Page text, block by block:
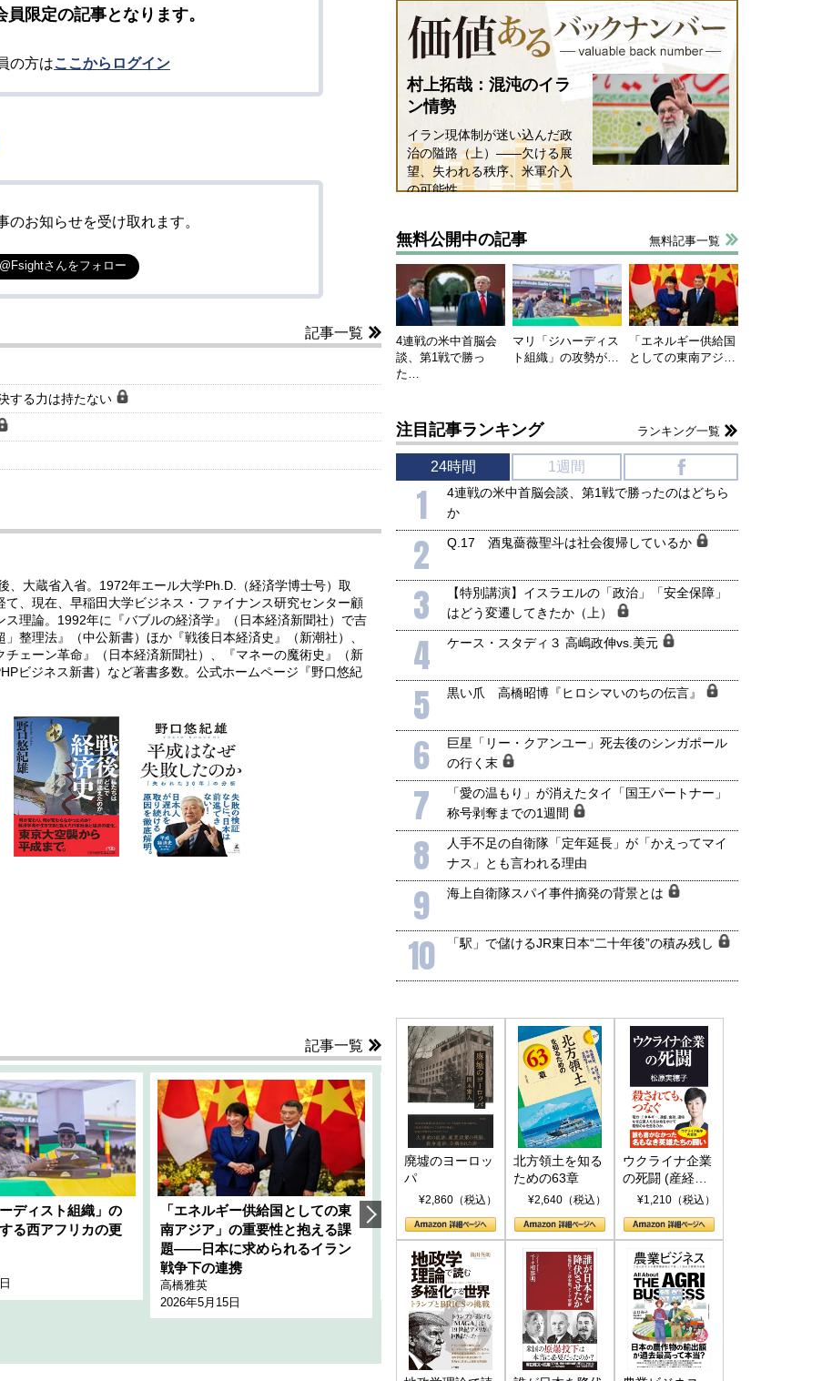
限定の記事となります。
の方はここからログイン
のお知らせを受け取れます。
@Fsightさんをフォロー
記事一覧
する力は持たない
、大蔵省入省。1972年エール大学Ph.D.（経済学博士号）取
、現在、早稲田大学ビジネス・ファイナンス研究センター顧
理論。1992年に『バブルの経済学』（日本経済新聞社）で吉
整理法』（中公新書）ほか『戦後日本経済史』（新潮社）、
チェーン革命』（日本経済新聞社）、『マネーの魔術史』（新
ビジネス新書）など著書多数。公式ホームページ『野口悠紀
記事一覧
ディスト組織」の
る西アフリカの更
「エネルギー供給国としての東
南アジア」の重要性と抱える課
題――日本に求められるイラン
戦争下の連携
高橋雅英
2026年5月15日
韓国にも理解してほしい「極東
1905年体制」における日米韓安
全保障協力の意味
千々和泰明
2026年5月15日
ホルムズ海峡危機で加速したエ
ネルギー転換が「中国依存」に
行き着くリスク
小山堅
2026年5月14日
村上拓哉：混沌のイラ
ン情勢
イラン現体制が迷い込んだ政
治の隘路（上）――欠ける展
望、失われる秩序、米軍介入
の可能性
無料公開中の記事 無料記事一覧
4連戦の米中首脳会
談、第1戦で勝っ
た…
マリ「ジハーディス
ト組織」の攻勢が…
「エネルギー供給国
としての東南アジ…
注目記事ランキング ランキング一覧
24時間 1週間
1
4連戦の米中首脳会談、第1戦で勝ったのはどちら
か
2 Q.17 酒鬼薔薇聖斗は社会復帰しているか
3
【特別講演】イスラエルの「政治」「安全保障」
はどう変遷してきたか（上）
4 ケース・スタディ３ 高嶋政伸vs.美元
5 黒い爪 高橋昭博『ヒロシマいのちの伝言』
6
巨星「リー・クアンユー」死去後のシンガポール
の行く末
7
「愛の温もり」が消えたタイ「国王パートナー」
称号剥奪までの1週間
8
人手不足の自衛隊「定年延長」が「かえってマイ
ナス」とも言われる理由
9 海上自衛隊スパイ事件摘発の背景とは
10 「駅」で儲けるJR東日本“二十年後”の積み残し
廃墟のヨーロッ
パ
¥2,860（税込）
北方領土を知る
ための63章
¥2,640（税込）
ウクライナ企業
の死闘 (産経セ
レクト S 039)
¥1,210（税込）